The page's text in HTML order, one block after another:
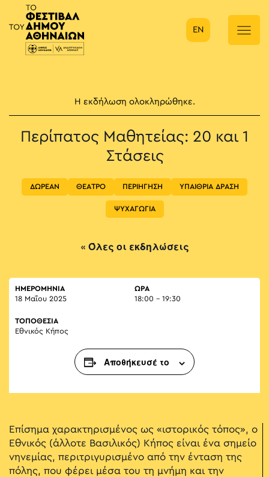
Κύρια πλοήγηση
EN
Η εκδήλωση ολοκληρώθηκε.
Περίπατος Μαθητείας: 20 και 1
Στάσεις
ΔΩΡΕΑΝ ΘΕΑΤΡΟ ΠΕΡΙΗΓΗΣΗ ΥΠΑΙΘΡΙΑ ΔΡΑΣΗ
ΨΥΧΑΓΩΓΙΑ
« Όλες οι εκδηλώσεις
ΗΜΕΡΟΜΗΝΙΑ
18 Μαΐου 2025
ΏΡΑ
18:00 - 19:30
ΤΟΠΟΘΕΣΙΑ
Εθνικός Κήπος
Αποθήκευσέ το
Επίσημα χαρακτηρισμένος ως «ιστορικός τόπος», ο
Εθνικός (άλλοτε Βασιλικός) Κήπος είναι ένα σημείο
νηνεμίας, περιτριγυρισμένο από την ένταση της
πόλης, που φέρει μέσα του τη μνήμη και την